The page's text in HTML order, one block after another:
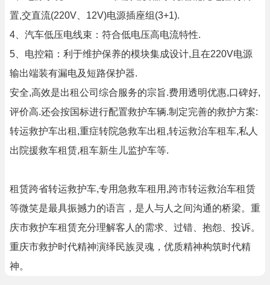
置,交直流(220V、12V)电源插座组(3+1).
4、汽车低压电线束：符合低电压高电流特性.
5、电控箱：利于维护保养的模块集成设计,且在220V电源
输出端装有漏电及短路保护器.
安全,高效是出租公司综合服务的宗旨.费用透明优惠,口碑好,
评价高.还会按国标进行配置救护车辆.制定完善的救护方案:
转运救护车出租,重症转院急救车出租,转运救治车租车,私人
出院援救车租赁,租车新生儿监护车等.
租赁跨省转运救护车,专用急救车租用,跨市转运救治车租赁
等微笑是最具振撼力的语言，是人与人之间沟通的桥梁。重
庆市救护车租赁充分理解客人的需求、过错、抱怨、投诉。
重庆市救护时代精神演绎民族灵魂，优质精神构筑时代精
神。